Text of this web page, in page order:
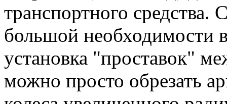
транспортного средства.
большой необходимости
установка "проставок"
можно просто обрезать